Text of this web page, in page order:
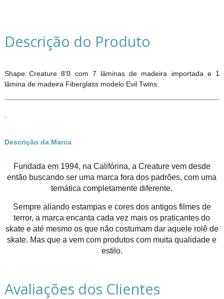
Descrição do Produto
Shape Creature 8'0 com 7 lâminas de madeira importada e 1
lâmina de madeira Fiberglass modelo Evil Twins.
Descrição da Marca
Fundada em 1994, na Califórina, a Creature vem desde
então buscando ser uma marca fora dos padrões, com uma
temática completamente diferente.
Sempre aliando estampas e cores dos antigos filmes de
terror, a marca encanta cada vez mais os praticantes do
skate e até mesmo os que não costumam dar aquele rolê de
skate. Mas que a vem com produtos com muita qualidade e
estilo.
Avaliações dos Clientes